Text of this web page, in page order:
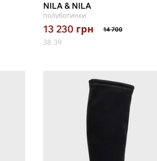
NILA & NILA
полуботинки
13 230 грн 14 700
38 39